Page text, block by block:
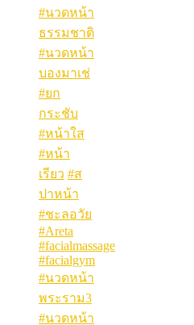
#นวดหน้า
ธรรมชาติ
#นวดหน้า
บองมาเช่
#ยก
กระชับ
#หน้าใส
#หน้า
เรียว #ส
ปาหน้า
#ชะลอวัย
#Areta
#facialmassage
#facialgym
#นวดหน้า
พระราม3
#นวดหน้า